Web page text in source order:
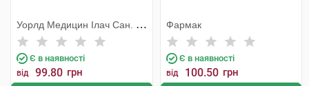
Уорлд Медицин Ілач Сан. Ве
Тідж
Є в наявності
від 99.80 грн
Фармак
Є в наявності
від 100.50 грн